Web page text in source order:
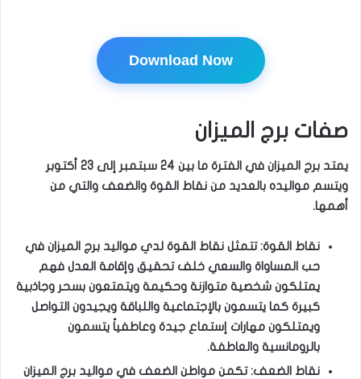
Download Now
صفات برج الميزان
يمتد برج الميزان في الفترة ما بين 24 سبتمبر إلى 23 أكتوبر
ويتسم مواليده بالعديد من نقاط القوة والضعف والتي من
أهمها.
نقاط القوة: تتمثل نقاط القوة لدي مواليد برج الميزان في
حب المساواة والسعي خلف تحقيق وإقامة العدل فهم
يمتلكون شخصية متوازنة وحكيمة ويتمتعون بسحر وجاذبية
كبيرة كما يتسمون بالإجتماعية واللباقة ويجيدون التواصل
ويمتلكون مهارات إستماع جيدة وعاطفياً يتسمون
بالرومانسية والعاطفة.
نقاط الضعف: تكمن مواطن الضعف في مواليد برج الميزان